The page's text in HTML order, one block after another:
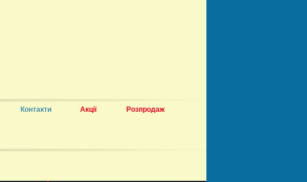
Контакти Акції Розпродаж